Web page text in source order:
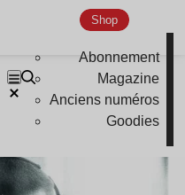
Shop
Abonnement
Magazine
Anciens numéros
Goodies